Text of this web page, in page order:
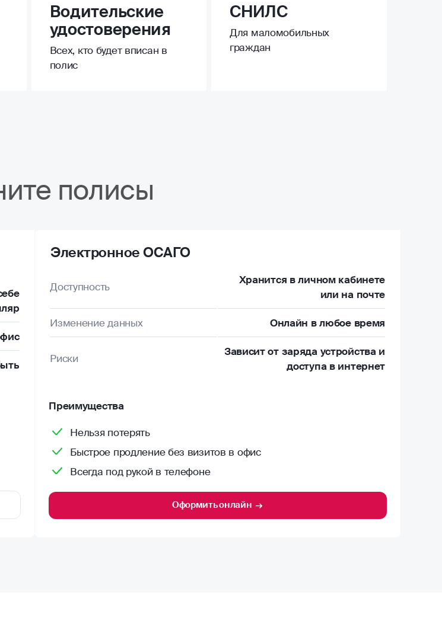
Водительские
удостоверения
Всех, кто будет вписан в
полис
СНИЛС
Для маломобильных
граждан
полисы
Электронное ОСАГО
Доступность
Хранится в личном кабинете
или на почте
Изменение данных Онлайн в любое время
Риски
Зависит от заряда устройства и
доступа в интернет
Преимущества
Нельзя потерять
Быстрое продление без визитов в офис
Всегда под рукой в телефоне
Оформить онлайн